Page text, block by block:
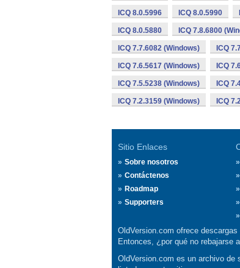
ICQ 8.0.5996 ICQ 8.0.5990
ICQ 8.0.5880 ICQ 7.8.6800
ICQ 7.7.6082 (Windows) ICQ
ICQ 7.6.5617 (Windows) ICQ
ICQ 7.5.5238 (Windows) ICQ
ICQ 7.2.3159 (Windows) ICQ
Sitio Enlaces
Sobre nosotros
Contáctenos
Roadmap
Supporters
OldVersion.com ofrece
Entonces, ¿por qué no rebajarse
OldVersion.com es un archivo de